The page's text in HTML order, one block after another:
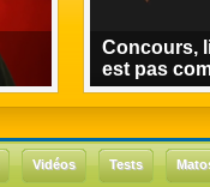
Concours,
est pas
Vidéos Tests